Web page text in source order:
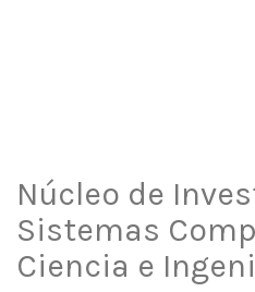
Núcleo de
Sistemas
Ciencia e